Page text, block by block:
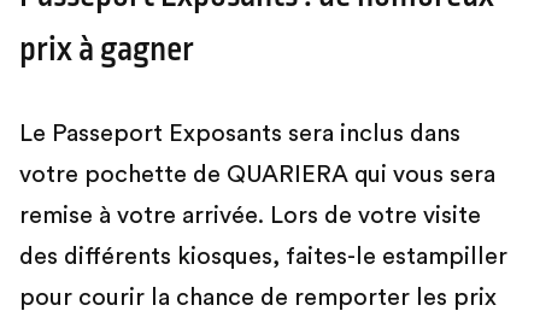
prix à gagner
Le Passeport Exposants sera inclus dans
votre pochette de QUARIERA qui vous sera
remise à votre arrivée. Lors de votre visite
des différents kiosques, faites-le estampiller
pour courir la chance de remporter les prix